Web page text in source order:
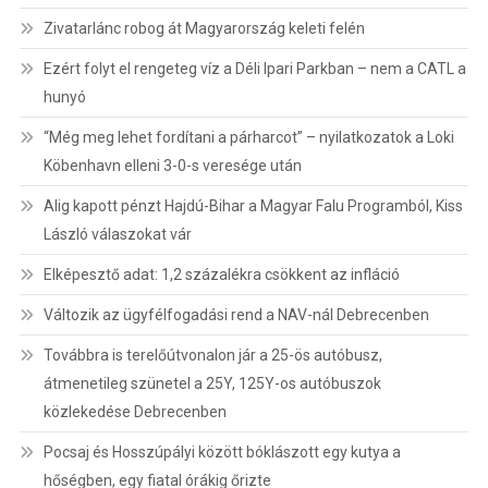
Zivatarlánc robog át Magyarország keleti felén
Ezért folyt el rengeteg víz a Déli Ipari Parkban – nem a CATL a
hunyó
“Még meg lehet fordítani a párharcot” – nyilatkozatok a Loki
Köbenhavn elleni 3-0-s veresége után
Alig kapott pénzt Hajdú-Bihar a Magyar Falu Programból, Kiss
László válaszokat vár
Elképesztő adat: 1,2 százalékra csökkent az infláció
Változik az ügyfélfogadási rend a NAV-nál Debrecenben
Továbbra is terelőútvonalon jár a 25-ös autóbusz,
átmenetileg szünetel a 25Y, 125Y-os autóbuszok
közlekedése Debrecenben
Pocsaj és Hosszúpályi között bóklászott egy kutya a
hőségben, egy fiatal órákig őrizte